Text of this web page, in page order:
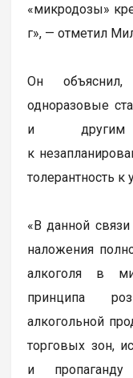
«микродозы»
г», — отметил
Он объяснил,
одноразовые
и другим
к
толерантность к
«В данной
наложения
алкоголя в
принципа
алкогольной
торговых зон,
и пропаганду